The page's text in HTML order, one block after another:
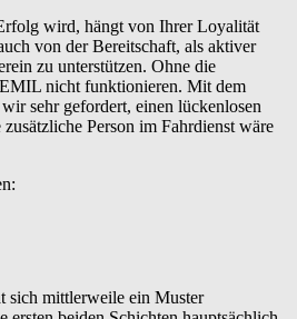
wird, hängt von Ihrer Loyalität
von der Bereitschaft, als aktiver
zu unterstützen. Ohne die
nicht funktionieren. Mit dem
sehr gefordert, einen lückenlosen
Person im Fahrdienst wäre
sich mittlerweile ein Muster